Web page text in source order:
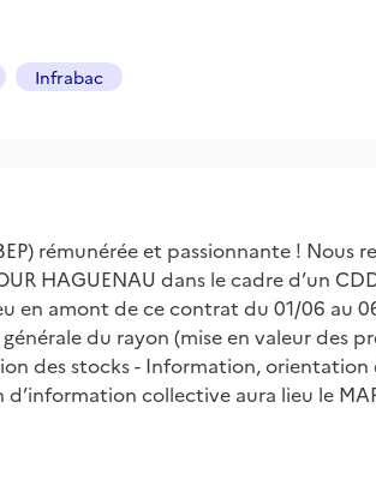
Infrabac
et passionnante ! Nous
HAGUENAU dans le cadre d’un
en amont de ce contrat du 01/06 au
du rayon (mise en valeur des
des stocks - Information,
collective aura lieu le